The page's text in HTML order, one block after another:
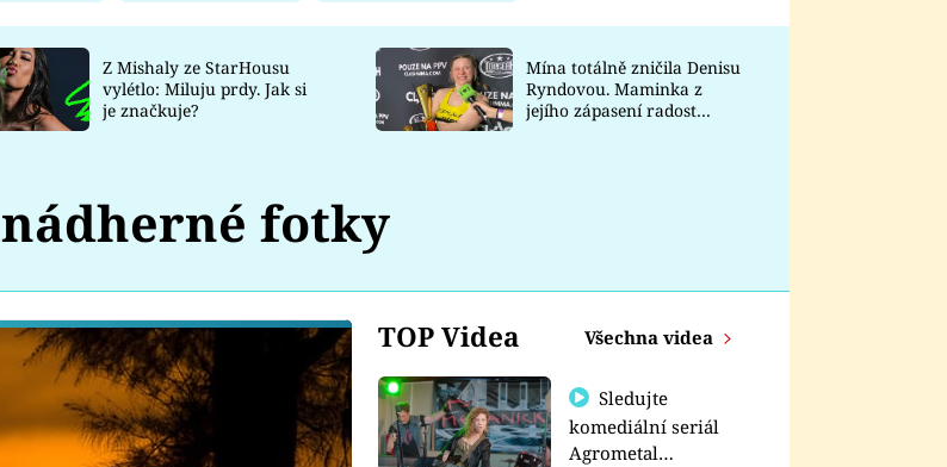
Prima Lajk
Sledujte nás
Z Mishaly ze StarHousu
vylétlo: Miluju prdy. Jak si
je značkuje?
Mína totálně zničila Denisu
Ryndovou. Maminka z
jejího zápasení radost
nádherné fotky
TOP Videa Všechna videa
Sledujte
komediální seriál
Agrometal